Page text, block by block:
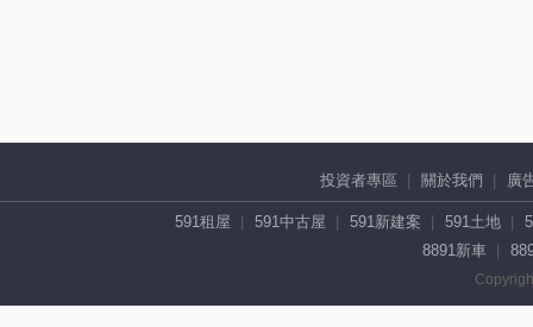
投資者專區 關於我們 廣
591租屋 591中古屋 591新建案 591土地
8891新車